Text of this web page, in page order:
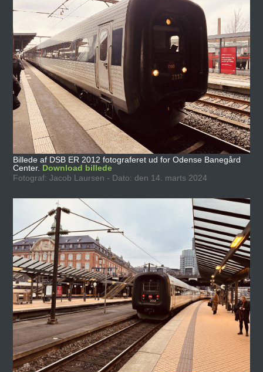
Billede af DSB ER 2012 fotograferet ud for Odense Banegård
Center. Download billede
Fotograf: Jacob Laursen - Dato: den 14. marts 2024